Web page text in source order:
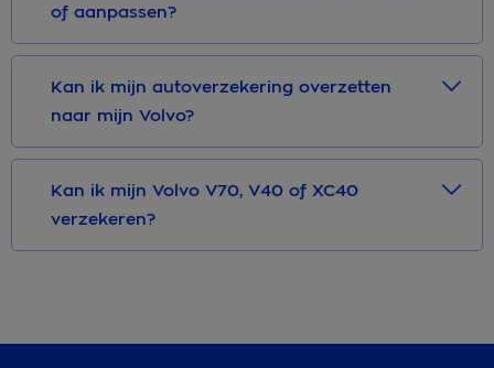
of aanpassen?
Kan ik mijn autoverzekering overzetten
naar mijn Volvo?
Kan ik mijn Volvo V70, V40 of XC40
verzekeren?